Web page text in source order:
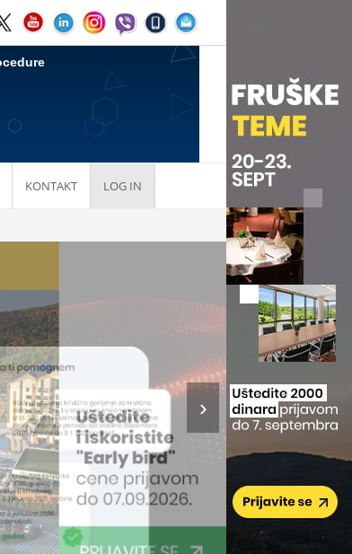
KONTAKT LOG IN